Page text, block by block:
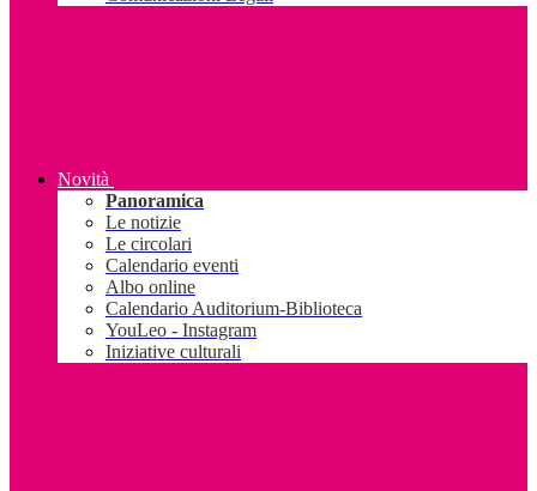
Novità
Panoramica
Le notizie
Le circolari
Calendario eventi
Albo online
Calendario Auditorium-Biblioteca
YouLeo - Instagram
Iniziative culturali